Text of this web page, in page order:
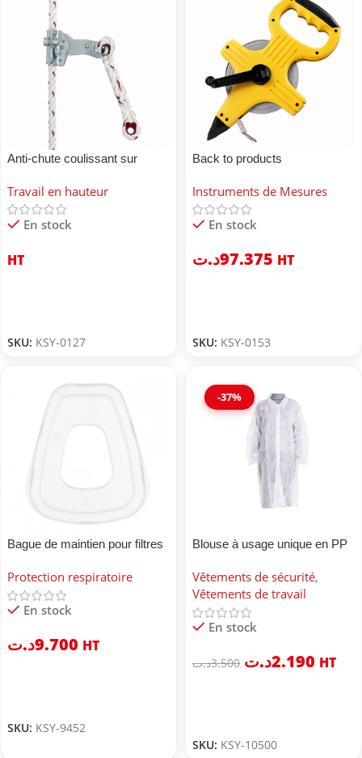
Anti-chute coulissant sur
Travail en hauteur
En stock
HT
SKU: KSY-0127
Back to products
mètres UYUSTOOLS
Instruments de Mesures
En stock
97.375د.ت HT
SKU: KSY-0153
Bague de maintien pour filtres
Protection respiratoire
En stock
9.700د.ت HT
SKU: KSY-9452
-37%
Blouse à usage unique en PP
Vêtements de sécurité,
Vêtements de travail
En stock
3.500د.ت 2.190د.ت HT
SKU: KSY-10500